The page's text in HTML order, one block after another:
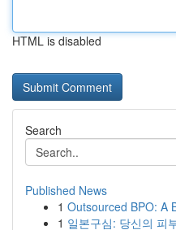
HTML is disabled
Search
Published News
1 Outsourced BPO: A
1 일본구심: 당신의 피